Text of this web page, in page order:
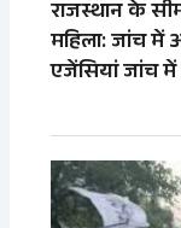
राजस्थान के
महिला: जांच में
एजेंसियां जांच